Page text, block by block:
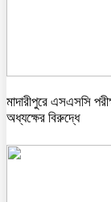
মাদারীপুরে এসএসসি
অধ্যক্ষের বিরুদ্ধে